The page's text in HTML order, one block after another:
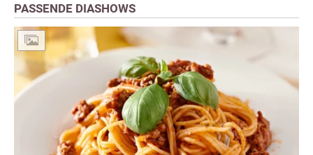
PASSENDE DIASHOWS